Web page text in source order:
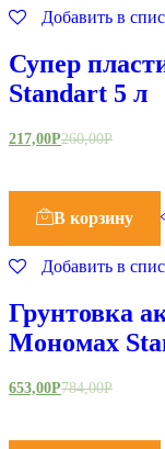
Добавить в
Супер
Standart 5 л
217,00Р260,00Р
В корзину
Добавить в
Грунтовка
Мономах
653,00Р784,00Р